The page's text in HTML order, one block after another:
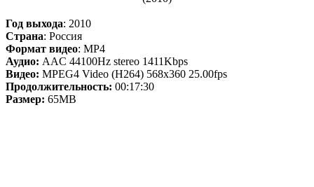
Год выхода: 2010
Страна: Россия
Формат видео: MP4
Аудио: AAC 44100Hz stereo 1411Kbps
Видео: MPEG4 Video (H264) 568x360 25.00fps
Продолжительность: 00:17:30
Размер: 65MB